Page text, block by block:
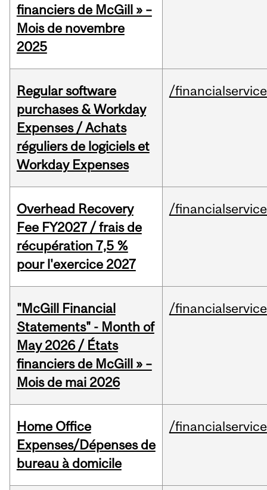
financiers de McGill » –
Mois de novembre
2025
Regular software
purchases & Workday
Expenses / Achats
réguliers de logiciels et
Workday Expenses
/
Overhead Recovery
Fee FY2027 / frais de
récupération 7,5 %
pour l'exercice 2027
/
"McGill Financial
Statements" - Month of
May 2026 / États
financiers de McGill » –
Mois de mai 2026
/
Home Office
Expenses/Dépenses de
bureau à domicile
/